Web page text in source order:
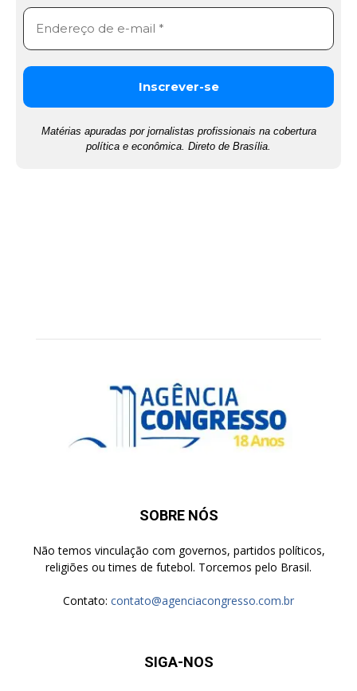
Matérias apuradas por jornalistas profissionais na cobertura
política e econômica. Direto de Brasília.
SOBRE NÓS
Não temos vinculação com governos, partidos políticos,
religiões ou times de futebol. Torcemos pelo Brasil.
Contato: contato@agenciacongresso.com.br
SIGA-NOS